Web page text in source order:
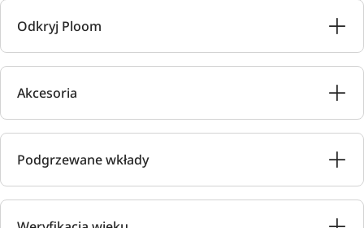
Odkryj Ploom
Akcesoria
Podgrzewane wkłady